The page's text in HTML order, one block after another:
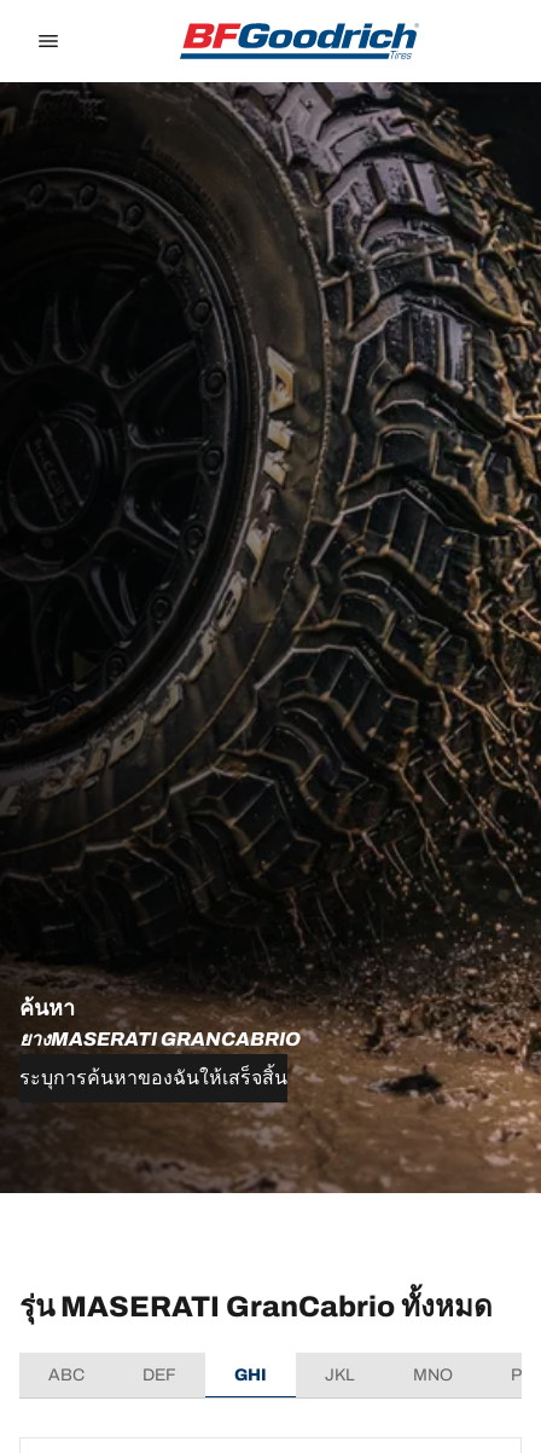
ค้นหา
ยางMASERATI GRANCABRIO
ระบุการค้นหาของฉันให้เสร็จสิ้น
รุ่น MASERATI GranCabrio ทั้งหมด
ABC DEF GHI JKL MNO